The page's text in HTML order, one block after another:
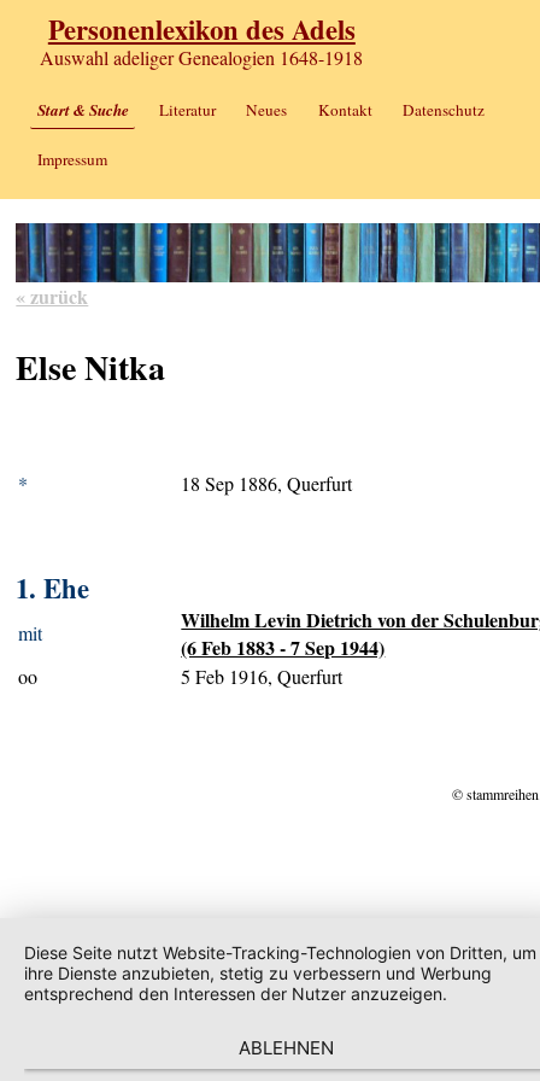
Personenlexikon des Adels
Auswahl adeliger Genealogien 1648-1918
Start & Suche Literatur Neues Kontakt Datenschutz
Impressum
« zurück
Else Nitka
* 18 Sep 1886, Querfurt
1. Ehe
mit
Wilhelm Levin Dietrich von der
(6 Feb 1883 - 7 Sep 1944)
oo 5 Feb 1916, Querfurt
©
Diese Seite nutzt Website-Tracking-Technologien von Dritten, um
ihre Dienste anzubieten, stetig zu verbessern und Werbung
entsprechend den Interessen der Nutzer anzuzeigen.
ABLEHNEN